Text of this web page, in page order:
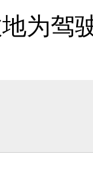
为驾